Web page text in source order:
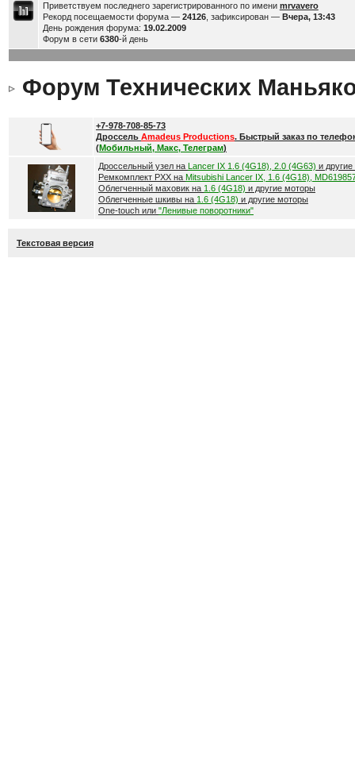
Приветствуем последнего зарегистрированного по имени mrvavero
Рекорд посещаемости форума — 24126, зафиксирован — Вчера, 13:43
День рождения форума: 19.02.2009
Форум в сети 6380-й день
Форум Технических
+7-978-708-85-73
Дроссель Amadeus Productions. Быстрый заказ по
(Мобильный, Макс, Телеграм)
Дроссельный узел на Lancer IX 1.6 (4G18), 2.0 (4G63) и
Ремкомплект РХХ на Mitsubishi Lancer IX, 1.6 (4G18),
Облегченный маховик на 1.6 (4G18) и другие моторы
Облегченные шкивы на 1.6 (4G18) и другие моторы
One-touch или "Ленивые поворотники"
Текстовая версия